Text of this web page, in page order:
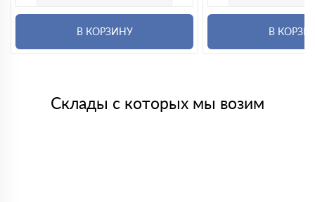
В КОРЗИНУ В
Склады с которых мы возим